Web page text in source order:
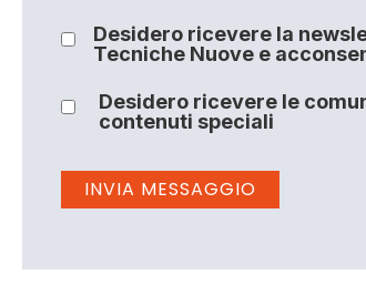
Desidero ricevere la
Tecniche Nuove e
Desidero ricevere le
contenuti speciali